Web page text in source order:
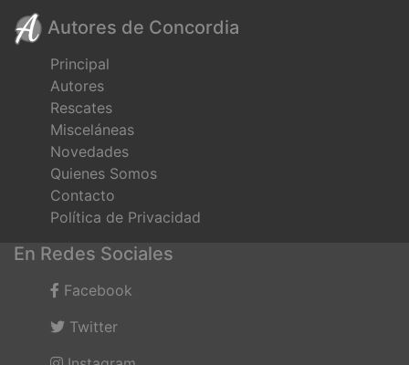
Autores de Concordia
Principal
Autores
Rescates
Misceláneas
Novedades
Quienes Somos
Contacto
Política de Privacidad
En Redes Sociales
Facebook
Twitter